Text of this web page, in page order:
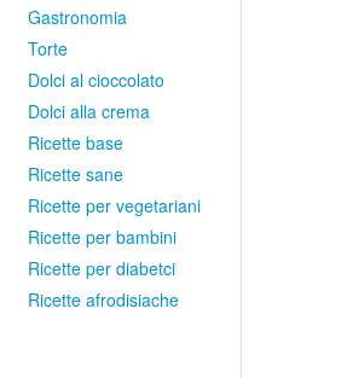
Gastronomia
Torte
Dolci al cioccolato
Dolci alla crema
Ricette base
Ricette sane
Ricette per vegetariani
Ricette per bambini
Ricette per diabetci
Ricette afrodisiache